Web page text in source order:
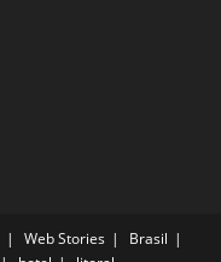
Web Stories
Brasil